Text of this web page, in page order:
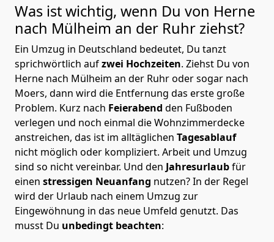
Was ist wichtig, wenn Du von Herne
nach Mülheim an der Ruhr ziehst?
Ein Umzug in Deutschland bedeutet, Du tanzt
sprichwörtlich aufzwei Hochzeiten. Ziehst Du von
Herne nach Mülheim an der Ruhr oder sogar nach
Moers, dann wird die Entfernung das erste große
Problem. Kurz nach Feierabend den Fußboden
verlegen und noch einmal die Wohnzimmerdecke
anstreichen, das ist im alltäglichen Tagesablauf
nicht möglich oder kompliziert. Arbeit und Umzug
sind so nicht vereinbar. Und den Jahresurlaubfür
einen stressigen Neuanfang nutzen? In der Regel
wird der Urlaub nach einem Umzug zur
Eingewöhnung in das neue Umfeld genutzt. Das
musst Du unbedingt beachten: